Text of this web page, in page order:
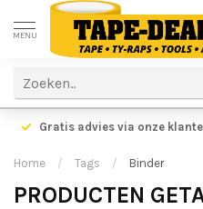
MENU
Gratis advies via onze
Home / Tags / Binder
PRODUCTEN